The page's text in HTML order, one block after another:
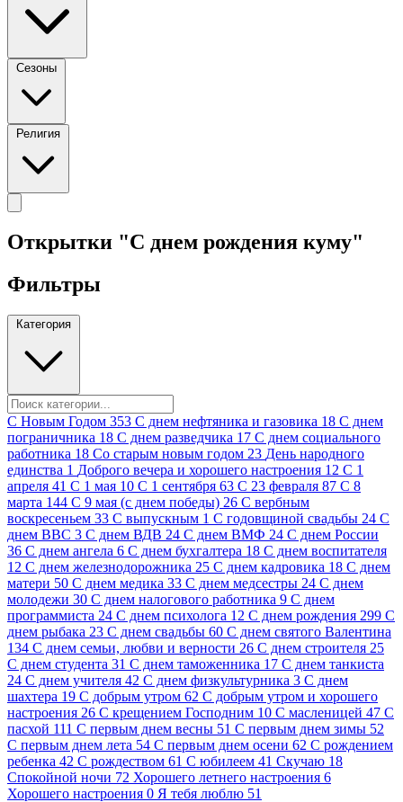
Сезоны
Религия
Открытки "С днем рождения куму"
Фильтры
Категория
C Новым Годом 353 C днем нефтяника и газовика 18 C днем
пограничника 18 C днем разведчика 17 C днем социального
работника 18 Cо старым новым годом 23 День народного
единства 1 Доброго вечера и хорошего настроения 12 С 1
апреля 41 С 1 мая 10 С 1 сентября 63 С 23 февраля 87 С 8
марта 144 С 9 мая (с днем победы) 26 С вербным
воскресеньем 33 С выпускным 1 С годовщиной свадьбы 24 С
днем ВВС 3 С днем ВДВ 24 С днем ВМФ 24 С днем России
36 С днем ангела 6 С днем бухгалтера 18 С днем воспитателя
12 С днем железнодорожника 25 С днем кадровика 18 С днем
матери 50 С днем медика 33 С днем медсестры 24 С днем
молодежи 30 С днем налогового работника 9 С днем
программиста 24 С днем психолога 12 С днем рождения 299 С
днем рыбака 23 С днем свадьбы 60 С днем святого Валентина
134 С днем семьи, любви и верности 26 С днем строителя 25
С днем студента 31 С днем таможенника 17 С днем танкиста
24 С днем учителя 42 С днем физкультурника 3 С днем
шахтера 19 С добрым утром 62 С добрым утром и хорошего
настроения 26 С крещением Господним 10 С масленицей 47 С
пасхой 111 С первым днем весны 51 С первым днем зимы 52
С первым днем лета 54 С первым днем осени 62 С рождением
ребенка 42 С рождеством 61 С юбилеем 41 Скучаю 18
Спокойной ночи 72 Хорошего летнего настроения 6
Хорошего настроения 0 Я тебя люблю 51